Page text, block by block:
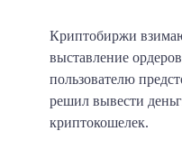
Криптобиржи
выставление
пользователю
решил вывести
криптокошелек.